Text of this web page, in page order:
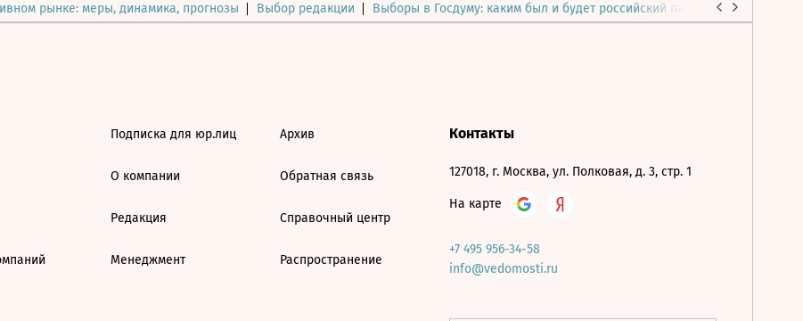
рынке: меры, динамика, прогнозы Выбор редакции Выборы в Госдуму: каким был и будет российский парламент
Подписка для юр.лиц
О компании
Редакция
Менеджмент
Архив
Обратная связь
Справочный центр
Распространение
Контакты
127018, г. Москва, ул. Полковая, д. 3, стр. 1
На карте
+7 495 956-34-58
info@vedomosti.ru